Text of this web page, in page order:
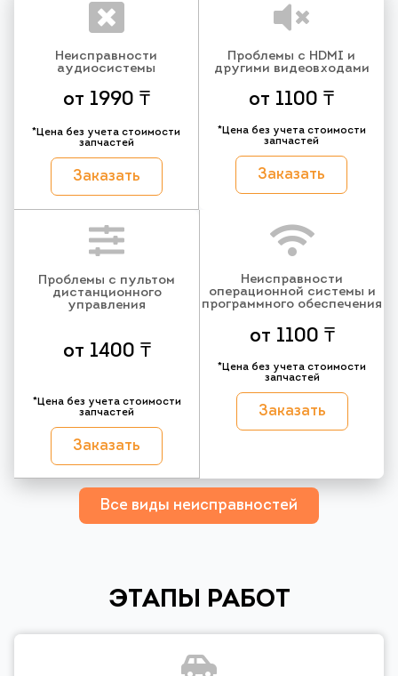
Неисправности
аудиосистемы
от 1990 ₸
*Цена без учета стоимости
запчастей
Заказать
Проблемы с HDMI и
другими видеовходами
от 1100 ₸
*Цена без учета стоимости
запчастей
Заказать
Проблемы с пультом
дистанционного
управления
от 1400 ₸
*Цена без учета стоимости
запчастей
Заказать
Неисправности
операционной системы и
программного обеспечения
от 1100 ₸
*Цена без учета стоимости
запчастей
Заказать
Все виды неисправностей
ЭТАПЫ РАБОТ